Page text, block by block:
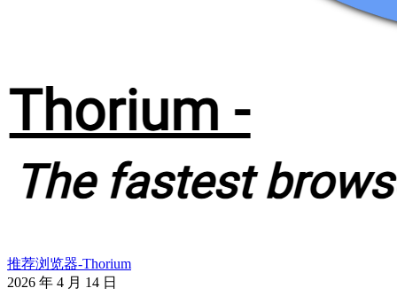
推荐浏览器-Thorium
2026 年 4 月 14 日